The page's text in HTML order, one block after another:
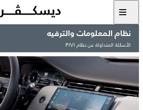
نظام المعلومات والترفيه
الأسئلة المتداولة عن نظام PIVI